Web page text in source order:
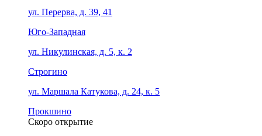
ул. Перерва, д. 39, 41
Юго-Западная
ул. Никулинская, д. 5, к. 2
Строгино
ул. Маршала Катукова, д. 24, к. 5
Прокшино
Скоро открытие